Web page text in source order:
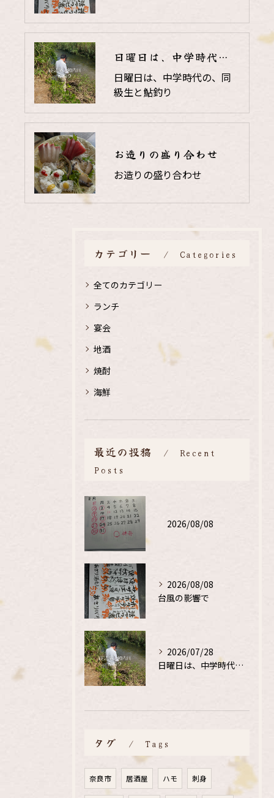
日曜日は、中学時代の、同級生と鮎釣り
日曜日は、中学時代の、同
級生と鮎釣り
お造りの盛り合わせ
お造りの盛り合わせ
カテゴリー Categories
全てのカテゴリー
ランチ
宴会
地酒
焼酎
海鮮
最近の投稿
Recent
Posts
2026/08/08
2026/08/08
台風の影響で
2026/07/28
日曜日は、中学時代の、同級生と鮎釣り
タグ Tags
奈良市 居酒屋 ハモ 刺身